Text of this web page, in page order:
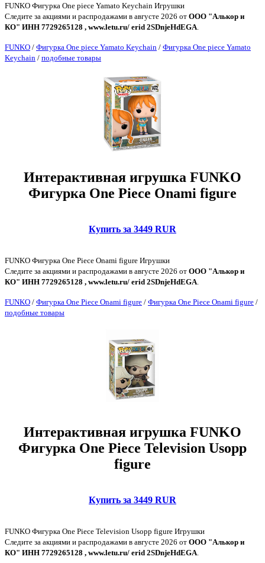
FUNKO Фигурка One piece Yamato Keychain Игрушки
Следите за акциями и распродажами в августе 2026 от ООО "Алькор и
КО" ИНН 7729265128 , www.letu.ru/ erid 2SDnjeHdEGA.
FUNKO / Фигурка One piece Yamato Keychain / Фигурка One piece Yamato
Keychain / подобные товары
Интерактивная игрушка FUNKO
Фигурка One Piece Onami figure
Купить за 3449 RUR
FUNKO Фигурка One Piece Onami figure Игрушки
Следите за акциями и распродажами в августе 2026 от ООО "Алькор и
КО" ИНН 7729265128 , www.letu.ru/ erid 2SDnjeHdEGA.
FUNKO / Фигурка One Piece Onami figure / Фигурка One Piece Onami figure /
подобные товары
Интерактивная игрушка FUNKO
Фигурка One Piece Television Usopp
figure
Купить за 3449 RUR
FUNKO Фигурка One Piece Television Usopp figure Игрушки
Следите за акциями и распродажами в августе 2026 от ООО "Алькор и
КО" ИНН 7729265128 , www.letu.ru/ erid 2SDnjeHdEGA